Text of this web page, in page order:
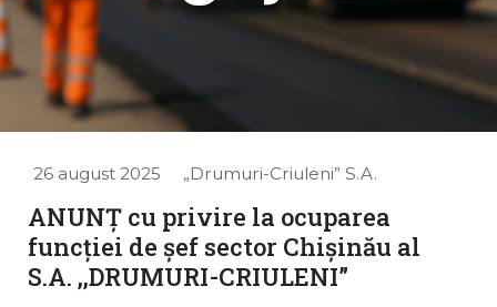
26 august 2025 „Drumuri-Criuleni” S.A.
ANUNȚ cu privire la ocuparea
funcției de șef sector Chișinău al
S.A. ,,DRUMURI-CRIULENI”